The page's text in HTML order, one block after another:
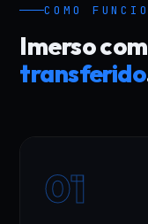
COMO
Imerso
transferido
01